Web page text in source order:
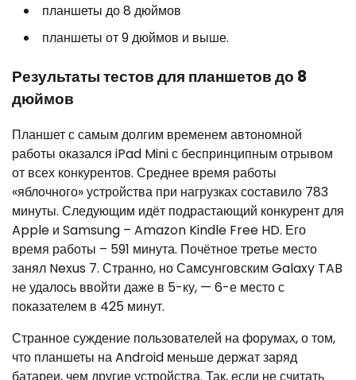
планшеты до 8 дюймов
планшеты от 9 дюймов и выше.
Результаты тестов для планшетов до 8
дюймов
Планшет с самым долгим временем автономной
работы оказался iPad Mini с беспринципным отрывом
от всех конкурентов. Среднее время работы
«яблочного» устройства при нагрузках составило 783
минуты. Следующим идёт подрастающий конкурент для
Apple и Samsung – Amazon Kindle Free HD. Его
время работы – 591 минута. Почётное третье место
занял Nexus 7. Странно, но Самсунговским Galaxy TAB
не удалось ввойти даже в 5-ку, — 6-е место с
показателем в 425 минут.
Странное суждение пользователей на форумах, о том,
что планшеты на Android меньше держат заряд